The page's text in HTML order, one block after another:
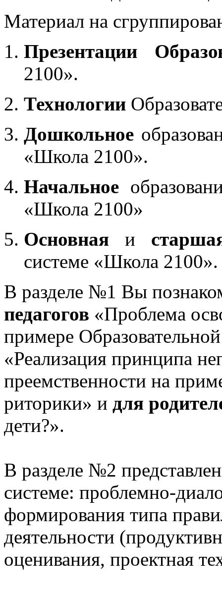
Материал на
Презентации
2100».
Технологии
Дошкольное
«Школа 2100».
Начальное
«Школа 2100»
Основная и
системе «Школа 2100».
В разделе №1 Вы
педагогов «Проблема
примере
«Реализация принципа
преемственности на
риторики» и для
дети?».
В разделе №2
системе: проблемно-
формирования типа
деятельности
оценивания, проектная